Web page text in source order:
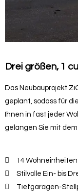
Drei größen, 1
Das Neubauprojekt
geplant, sodass für
Ihnen in fast jeder
gelangen Sie mit
14 Wohneinheiten
Stilvolle Ein- bis
Tiefgaragen-